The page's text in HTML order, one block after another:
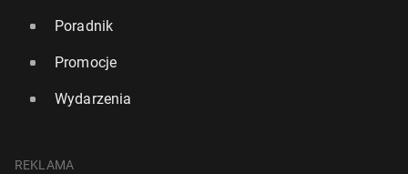
Poradnik
Promocje
Wydarzenia
REKLAMA